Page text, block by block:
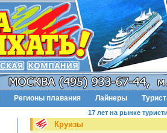
Регионы плавания Лайнеры
17 лет на рынке
Круизы